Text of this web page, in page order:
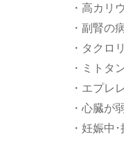
・高カリ
・副腎の
・タクロ
・ミトタ
・エプレ
・心臓が
・妊娠中